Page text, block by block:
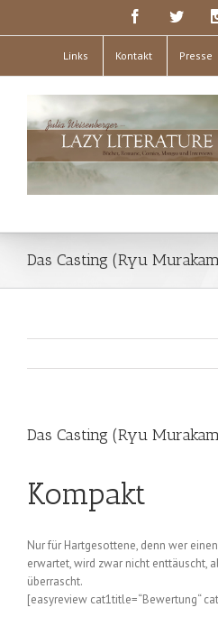
Links Kontakt Presse
Das Casting (Ryu
Das Casting (Ryu
Kompakt
Nur für Hartgesottene, denn wer
erwartet, wird zwar nicht enttäuscht,
überrascht.
[easyreview cat1title=“Bewertung“